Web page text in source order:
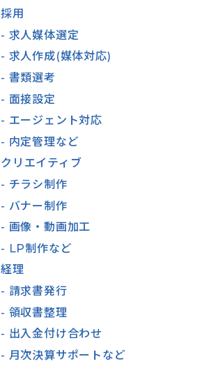
採用
- 求人媒体選定
- 求人作成(媒体対応)
- 書類選考
- 面接設定
- エージェント対応
- 内定管理など
クリエイティブ
- チラシ制作
- バナー制作
- 画像・動画加工
- LP制作など
経理
- 請求書発行
- 領収書整理
- 出入金付け合わせ
- 月次決算サポートなど